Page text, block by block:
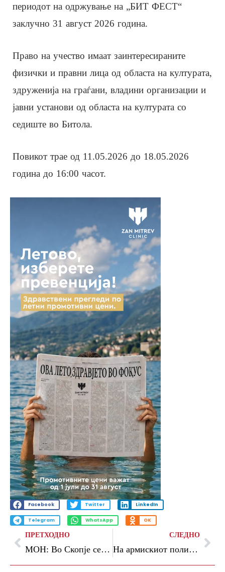
периодот на одржување на „БИТ ФЕСТ“
заклучно 31 август 2026 година.
Право на учество имаат заинтересираните
физички и правни лица од областа на културата,
здруженија на граѓани, владини организации и
јавни установи од областа на културата со
седиште во Битола.
Повикот трае од 11.05.2026 до 18.05.2026
година до 16:00 часот.
Facebook Twitter LinkedIn
Telegram WhatsApp OK
ПРЕТХОДНО
МОН: Во Скопје се одржува Национален натпревар на вештини, наменет за ученици од средните стручни училишта
СЛЕДНО
На армискиот полигон „Криволак“ започна меѓународната вежба „Trojan Footprint 26“